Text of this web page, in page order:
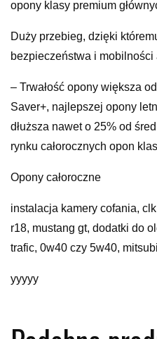
opony klasy premium
Duży przebieg, dzięki
bezpieczeństwa i
– Trwałość opony większa
Saver+, najlepszej opony
dłuższa nawet o 25% od
rynku całorocznych opon
Opony całoroczne
instalacja kamery cofania,
r18, mustang gt, dodatki do
trafic, 0w40 czy 5w40,
yyyyy